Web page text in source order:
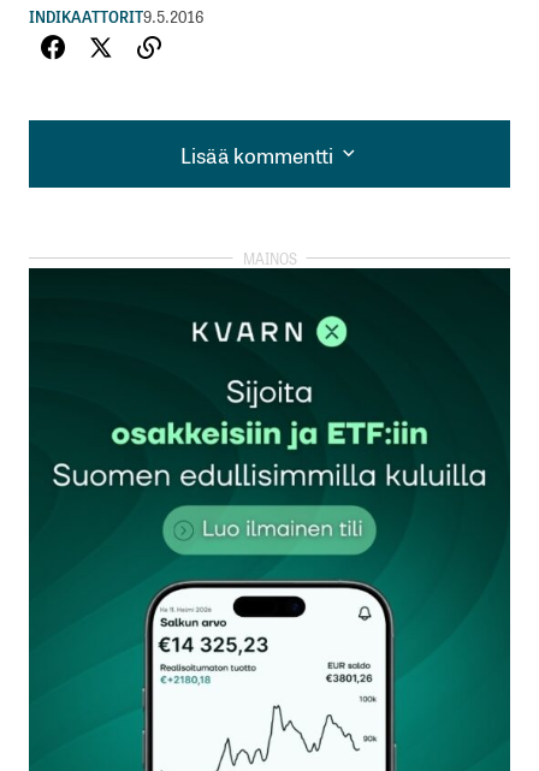
INDIKAATTORIT9.5.2016
Lisää kommentti
Lisää kommentti
kirjautua
rekisteröityä
Sähköpostiosoitettasi ei julkaista.Pakolliset
kentät on merkitty*
Kommentti*
Nimesi tai nimimerkkisi